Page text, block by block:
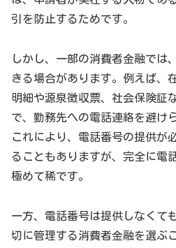
引を防止するためです。
しかし、一部の消費者金融では
きる場合があります。例えば、
明細や源泉徴収票、社会保険証
で、勤務先への電話連絡を避け
これにより、電話番号の提供が
ることもありますが、完全に電
極めて稀です。
一方、電話番号は提供しなくて
切に管理する消費者金融を選ぶ